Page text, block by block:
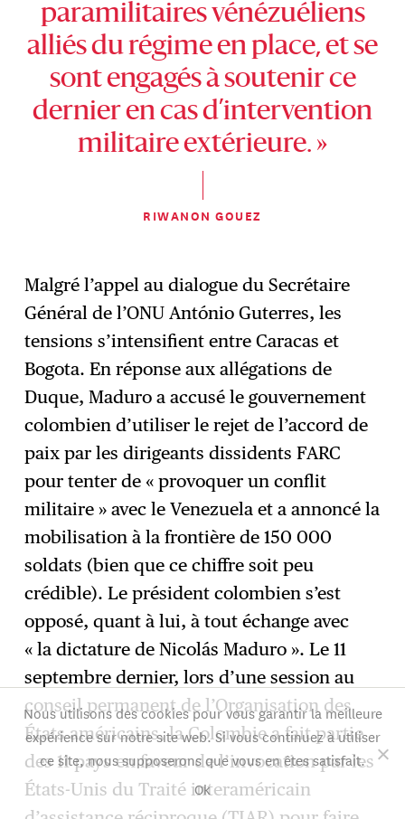
paramilitaires vénézuéliens
alliés du régime en place, et se
sont engagés à soutenir ce
dernier en cas d’intervention
militaire extérieure. »
RIWANON GOUEZ
Malgré l’appel au dialogue du Secrétaire
Général de l’ONU António Guterres, les
tensions s’intensifient entre Caracas et
Bogota. En réponse aux allégations de
Duque, Maduro a accusé le gouvernement
colombien d’utiliser le rejet de l’accord de
paix par les dirigeants dissidents FARC
pour tenter de « provoquer un conflit
militaire » avec le Venezuela et a annoncé la
mobilisation à la frontière de 150 000
soldats (bien que ce chiffre soit peu
crédible). Le président colombien s’est
opposé, quant à lui, à tout échange avec
« la dictature de Nicolás Maduro ». Le 11
septembre dernier, lors d’une session au
conseil permanent de l’Organisation des
États américains, la Colombie a fait partie
des 11 pays en faveur de l’invocation par les
États-Unis du Traité interaméricain
Nous utilisons des cookies pour vous garantir la meilleure
expérience sur notre site web. Si vous continuez à utiliser
ce site, nous supposerons que vous en êtes satisfait.
Ok